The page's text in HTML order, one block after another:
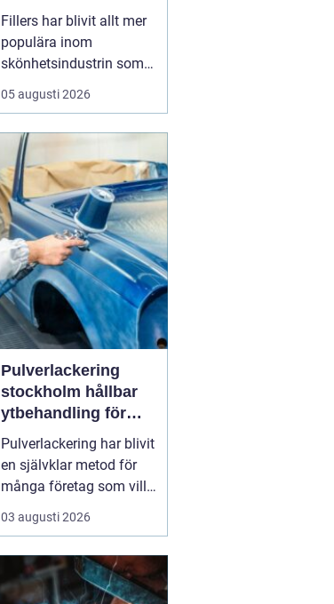
utseende
Fillers har blivit allt mer
populära inom
skönhetsindustrin som
ett sätt att återställa
ungdomlighet och
att behöva genomgå
kirurgiska ingrepp.
Genom att förstå hur
dessa behan...
05 augusti 2026
Pulverlackering
stockholm hållbar
ytbehandling för
industri och design
Pulverlackering har blivit
en självklar metod för
många företag som vill
kombinera slitstyrka,
designfrihet och
med stark industri och
byggsektor, som
03 augusti 2026